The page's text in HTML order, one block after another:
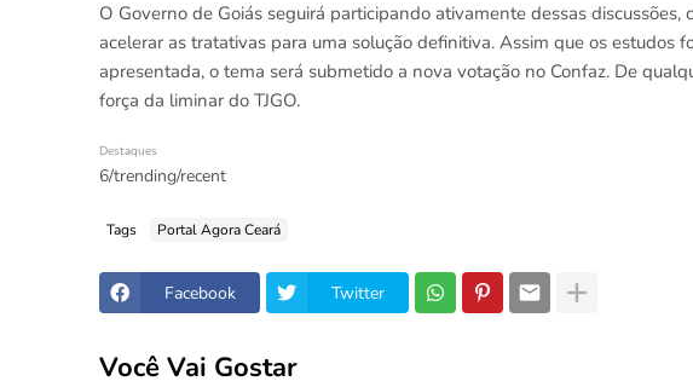
O Governo de Goiás seguirá participando ativamente dessas
acelerar as tratativas para uma solução definitiva. Assim que os estudos
apresentada, o tema será submetido a nova votação no Confaz. De
força da liminar do TJGO.
Destaques
6/trending/recent
Tags Portal Agora Ceará
Facebook Twitter
Você Vai Gostar